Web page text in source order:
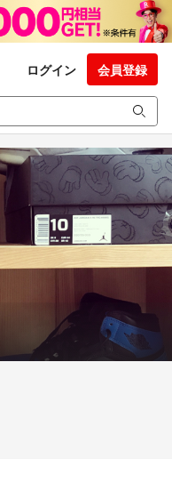
ログイン 会員登録